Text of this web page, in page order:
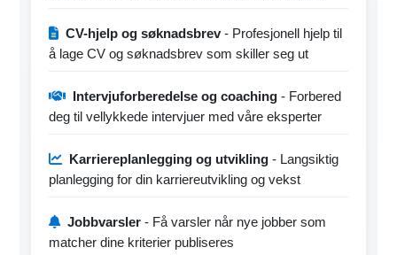
CV-hjelp og søknadsbrev- Profesjonell hjelp til
å lage CV og søknadsbrev som skiller seg ut
Intervjuforberedelse og coaching - Forbered
deg til vellykkede intervjuer med våre eksperter
Karriereplanlegging og utvikling - Langsiktig
planlegging for din karriereutvikling og vekst
Jobbvarsler - Få varsler når nye jobber som
matcher dine kriterier publiseres